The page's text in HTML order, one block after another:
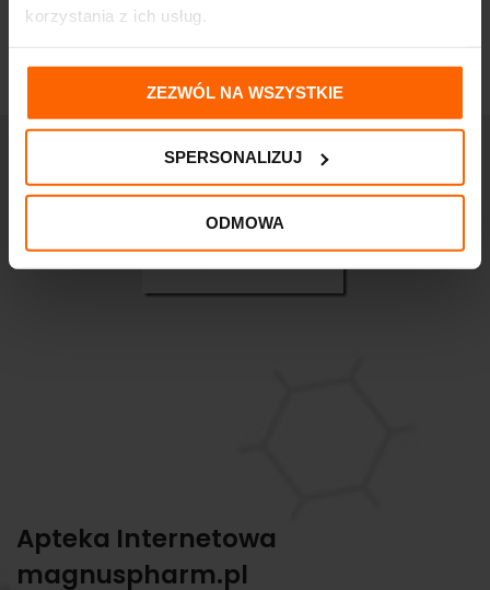
korzystania z ich usług.
ZEZWÓL NA WSZYSTKIE
SPERSONALIZUJ
ODMOWA
Apteka Internetowa
magnuspharm.pl